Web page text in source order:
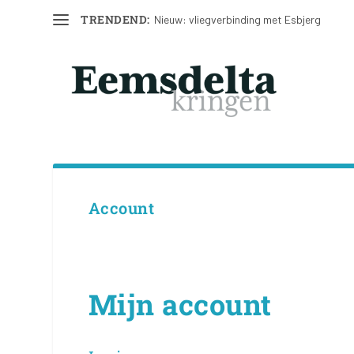
TRENDEND: Nieuw: vliegverbinding met Esbjerg
Account
Mijn account